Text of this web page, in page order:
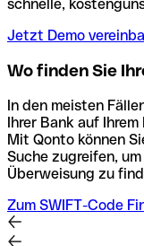
schnelle,
Jetzt Demo
Wo finden Sie
In den meisten
Ihrer Bank auf
Mit Qonto können
Suche zugreifen,
Überweisung zu
Zum SWIFT-Code